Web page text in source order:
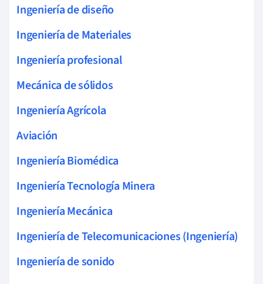
Ingeniería de diseño
Ingeniería de Materiales
Ingeniería profesional
Mecánica de sólidos
Ingeniería Agrícola
Aviación
Ingeniería Biomédica
Ingeniería Tecnología Minera
Ingeniería Mecánica
Ingeniería de Telecomunicaciones (Ingeniería)
Ingeniería de sonido